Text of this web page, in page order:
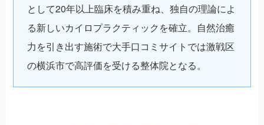
として20年以上臨床を積み重ね、独自の理論によ
る新しいカイロプラクティックを確立。自然治癒
力を引き出す施術で大手口コミサイトでは激戦区
の横浜市で高評価を受ける整体院となる。